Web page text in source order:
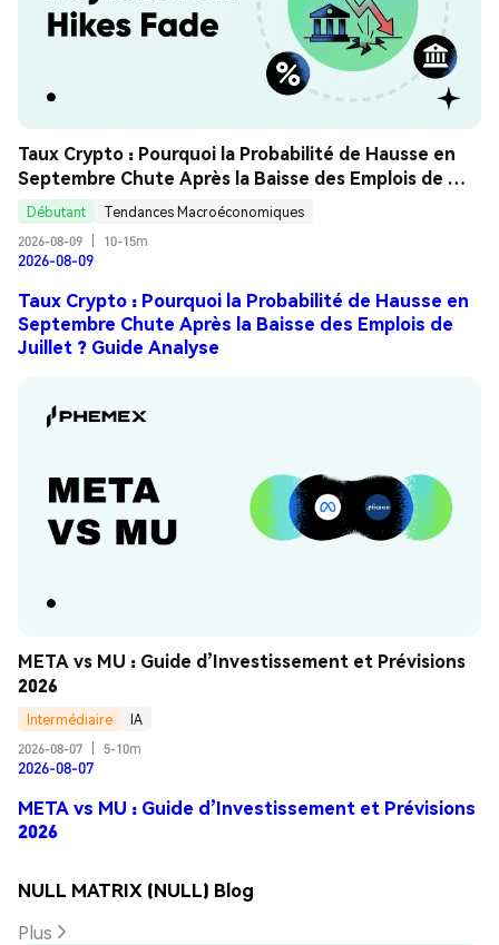
Taux Crypto : Pourquoi la Probabilité de Hausse en
Septembre Chute Après la Baisse des Emplois de
Juillet ? Guide Analyse
Débutant
Tendances Macroéconomiques
2026-08-09
10-15m
2026-08-09
Taux Crypto : Pourquoi la Probabilité de Hausse en
Septembre Chute Après la Baisse des Emplois de
Juillet ? Guide Analyse
META vs MU : Guide d’Investissement et Prévisions
2026
Intermédiaire
IA
2026-08-07
5-10m
2026-08-07
META vs MU : Guide d’Investissement et Prévisions
2026
NULL MATRIX (NULL) Blog
Plus